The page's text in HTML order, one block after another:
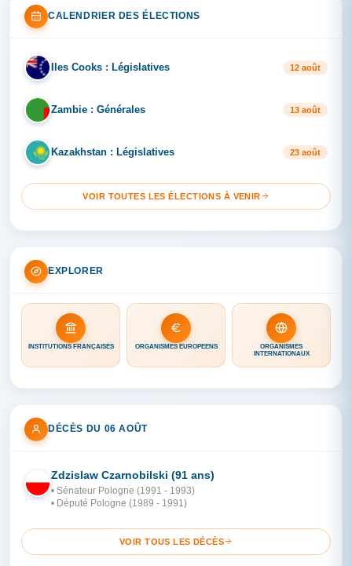
CALENDRIER DES ÉLECTIONS
IL Iles Cooks : Législatives 12 août
ZA Zambie : Générales 13 août
KA Kazakhstan : Législatives 23 août
VOIR TOUTES LES ÉLECTIONS À VENIR
EXPLORER
INSTITUTIONS FRANÇAISES ORGANISMES EUROPÉENS
ORGANISMES
INTERNATIONAUX
DÉCÈS DU 06 AOÛT
PO
Zdzislaw Czarnobilski (91 ans)
• Sénateur Pologne (1991 - 1993)
• Député Pologne (1989 - 1991)
VOIR TOUS LES DÉCÈS